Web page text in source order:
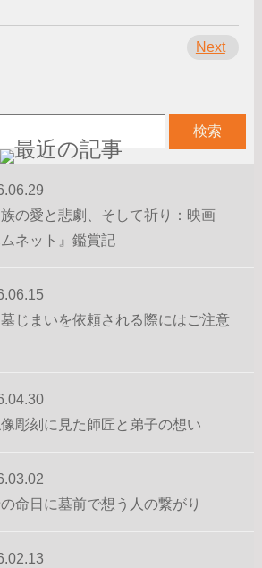
Next
の愛と悲劇、そして祈り：映画
ムネット』鑑賞記
じまいを依頼される際にはご注意
彫刻に見た師匠と弟子の想い
命日に墓前で想う人の繋がり